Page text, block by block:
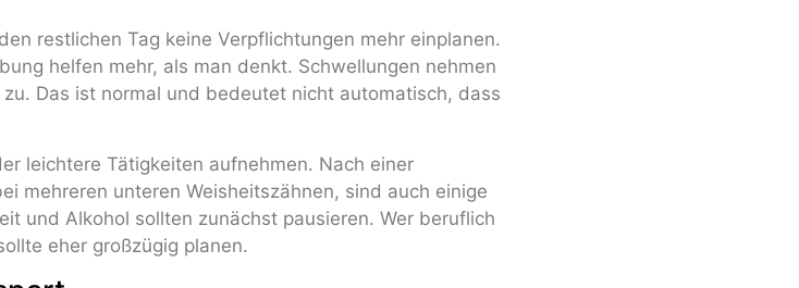
restlichen Tag keine Verpflichtungen mehr einplanen.
helfen mehr, als man denkt. Schwellungen nehmen
Das ist normal und bedeutet nicht automatisch, dass
leichtere Tätigkeiten aufnehmen. Nach einer
mehreren unteren Weisheitszähnen, sind auch einige
und Alkohol sollten zunächst pausieren. Wer beruflich
eher großzügig planen.